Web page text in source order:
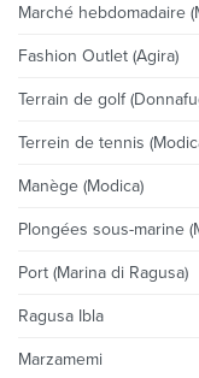
Marché hebdomadaire
Fashion Outlet (Agira)
Terrain de golf
Terrein de tennis
Manège (Modica)
Plongées sous-marine
Port (Marina di Ragusa)
Ragusa Ibla
Marzamemi